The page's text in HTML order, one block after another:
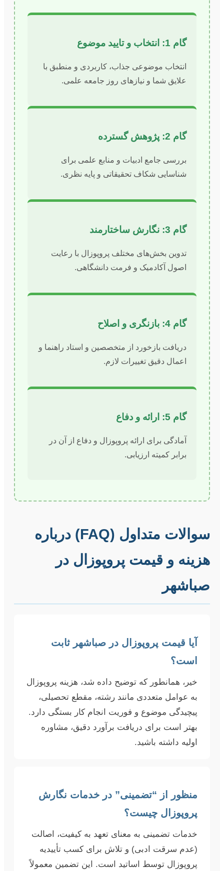
گام 1: انتخاب و تایید موضوع
انتخاب موضوعی جذاب، کاربردی و منطبق با
علایق شما و نیازهای روز جامعه علمی.
گام 2: پژوهش گسترده
بررسی جامع ادبیات و منابع علمی برای
شناسایی شکاف تحقیقاتی و پایه نظری.
گام 3: نگارش ساختارمند
تدوین بخش‌های مختلف پروپوزال با رعایت
اصول آکادمیک و فرمت دانشگاهی.
گام 4: بازنگری و اصلاح
دریافت بازخورد از متخصصین و استاد راهنما و
اعمال دقیق تغییرات لازم.
گام 5: ارائه و دفاع
آمادگی برای ارائه پروپوزال و دفاع از آن در
برابر کمیته ارزیابی.
سوالات متداول (FAQ) درباره
هزینه و قیمت پروپوزال در
صباشهر
آیا قیمت پروپوزال در صباشهر ثابت
است؟
خیر، همانطور که توضیح داده شد، هزینه پروپوزال
به عوامل متعددی مانند رشته، مقطع تحصیلی،
پیچیدگی موضوع و فوریت انجام کار بستگی دارد.
بهتر است برای دریافت برآورد دقیق، مشاوره
اولیه داشته باشید.
منظور از “تضمینی” در خدمات نگارش
پروپوزال چیست؟
خدمات تضمینی به معنای تعهد به کیفیت، اصالت
(عدم سرقت ادبی) و تلاش برای کسب تأییدیه
پروپوزال توسط اساتید است. این تضمین معمولاً